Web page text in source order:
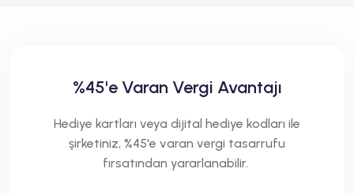
%45'e Varan Vergi Avantajı
Hediye kartları veya dijital hediye kodları ile
şirketiniz, %45'e varan vergi tasarrufu
fırsatından yararlanabilir.